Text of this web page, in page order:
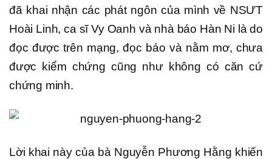
đã khai nhận các phát ngôn của mình về NSƯT
Hoài Linh, ca sĩ Vy Oanh và nhà báo Hàn Ni là do
đọc được trên mạng, đọc báo và nằm mơ, chưa
được kiểm chứng cũng như không có căn cứ
chứng minh.
Lời khai này của bà Nguyễn Phương Hằng khiến